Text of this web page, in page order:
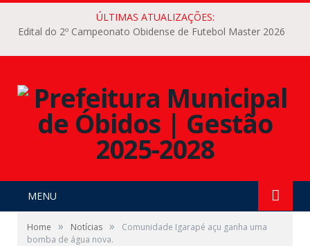
ÚLTIMAS ATUALIZAÇÕES:
Edital do 2º Campeonato Obidense de Futebol Master 2026
MENU
Home » Notícias »
Comunidade Igarapé açu ganha uma
bomba de água nova.